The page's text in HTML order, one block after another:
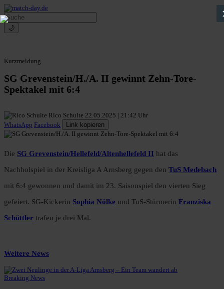
🌙
Kurzmeldung
SG Grevenstein/H./A. II gewinnt Zehn-Tore-
Spektakel mit 6:4
Rico Schulte 22.05.2025 | 21:42 Uhr
WhatsApp Facebook Link kopieren
Die SG Grevenstein/Hellefeld/Altenhellefeld II hat das
Nachholspiel in der Kreisliga A Arnsberg gegen den TuS Medebach
mit 6:4 gewonnen und damit im 23. Saisonspiel den vierten Sieg
gefeiert. SG-Kickerin Sophia Nölke und TuS-Stürmerin Franziska
Schüttler trafen je drei Mal.
Weitere News
Breaking News